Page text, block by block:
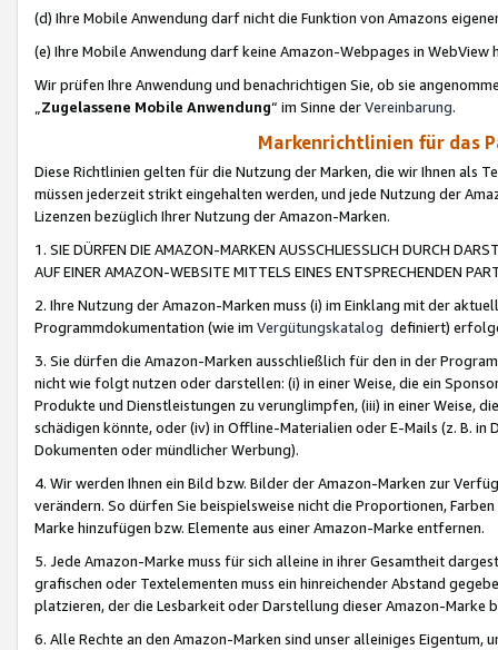
(d) Ihre Mobile Anwendung darf nicht die Funktion von Amazons
(e) Ihre Mobile Anwendung darf keine Amazon-Webpages in WebView
Wir prüfen Ihre Anwendung und benachrichtigen Sie, ob sie
„Zugelassene Mobile Anwendung“ im Sinne derVereinbarung.
Markenrichtlinien für das
Diese Richtlinien gelten für die Nutzung der Marken, die wir Ihnen als
müssen jederzeit strikt eingehalten werden, und jede Nutzung der
Lizenzen bezüglich Ihrer Nutzung der Amazon-Marken.
1. SIE DÜRFEN DIE AMAZON-MARKEN AUSSCHLIESSLICH DURCH
AUF EINER AMAZON-WEBSITE MITTELS EINES ENTSPRECHENDEN
2. Ihre Nutzung der Amazon-Marken muss (i) im Einklang mit der
Programmdokumentation (wie im Vergütungskatalog definiert)
3. Sie dürfen die Amazon-Marken ausschließlich für den in der
nicht wie folgt nutzen oder darstellen: (i) in einer Weise, die ein
Produkte und Dienstleistungen zu verunglimpfen, (iii) in einer Weise,
schädigen könnte, oder (iv) in Offline-Materialien oder E-Mails (z. B. in
Dokumenten oder mündlicher Werbung).
4. Wir werden Ihnen ein Bild bzw. Bilder der Amazon-Marken zur
verändern. So dürfen Sie beispielsweise nicht die Proportionen,
Marke hinzufügen bzw. Elemente aus einer Amazon-Marke entfernen.
5. Jede Amazon-Marke muss für sich alleine in ihrer Gesamtheit
grafischen oder Textelementen muss ein hinreichender Abstand
platzieren, der die Lesbarkeit oder Darstellung dieser Amazon-Marke
6. Alle Rechte an den Amazon-Marken sind unser alleiniges